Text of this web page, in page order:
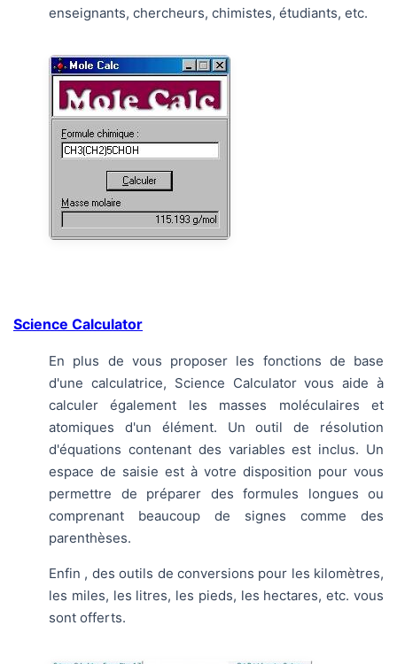
enseignants, chercheurs, chimistes, étudiants, etc.
Science Calculator
En plus de vous proposer les fonctions de base
d'une calculatrice, Science Calculator vous aide à
calculer également les masses moléculaires et
atomiques d'un élément. Un outil de résolution
d'équations contenant des variables est inclus. Un
espace de saisie est à votre disposition pour vous
permettre de préparer des formules longues ou
comprenant beaucoup de signes comme des
parenthèses.
Enfin , des outils de conversions pour les kilomètres,
les miles, les litres, les pieds, les hectares, etc. vous
sont offerts.